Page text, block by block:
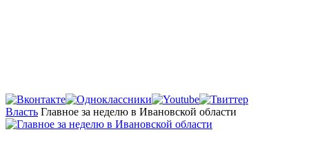
Главная
Власть Главное за неделю в Ивановской области